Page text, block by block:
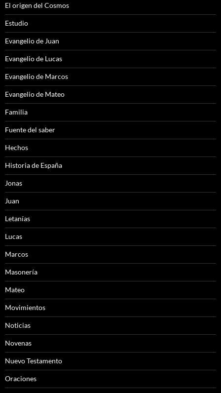
El origen del Cosmos
Estudio
Evangelio de Juan
Evangelio de Lucas
Evangelio de Marcos
Evangelio de Mateo
Familia
Fuente del saber
Hechos
Historia de España
Jonas
Juan
Letanías
Lucas
Marcos
Masonería
Mateo
Movimientos
Noticias
Novenas
Nuevo Testamento
Oraciones